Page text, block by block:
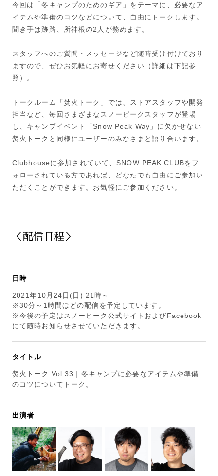
今回は「冬キャンプのためのギア」をテーマに、必要なア
イテムや準備のコツなどについて、自由にトークします。
聞き手は跡路、所神根の2人が務めます。
スタッフへのご質問・メッセージなど随時受け付けており
ますので、ぜひお気軽にお寄せください（詳細は下記参
照）。
トークルーム「焚火トーク」では、ストアスタッフや開発
担当など、毎回さまざまなスノーピークスタッフが登場
し、キャンプイベント「Snow Peak Way」に欠かせない
焚火トークと同様にユーザーのみなさまと語り合います。
Clubhouseに参加されていて、SNOW PEAK CLUBをフ
ォローされている方であれば、どなたでも自由にご参加い
ただくことができます。お気軽にご参加ください。
＜配信日程＞
日時
2021年10月24日(日) 21時～
※30分～1時間ほどの配信を予定しています。
※今後の予定はスノーピーク公式サイトおよびFacebook
にて随時お知らせさせていただきます。
タイトル
焚火トーク Vol.33｜冬キャンプに必要なアイテムや準備
のコツについてトーク。
出演者